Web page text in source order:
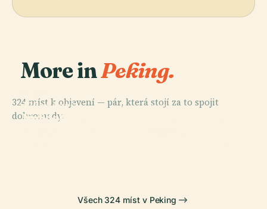
More inPeking.
324 míst k objevení — pár, která stojí za to spojit
dohromady.
Náměstí
Nebeského
PLACE
PLACE
Incident Na
Všech 324 míst v Peking